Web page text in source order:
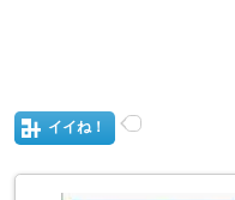
イイね！